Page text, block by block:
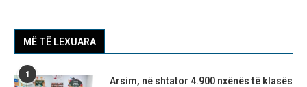
MË TË LEXUARA
1
Arsim, në shtator 4.900 nxënës të klasës